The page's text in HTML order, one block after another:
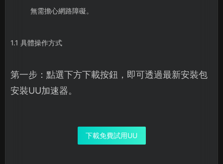
無需擔心網路障礙。
1.1 具體操作方式
第一步：點選下方下載按鈕，即可透過最新安裝包
安裝UU加速器。
下載免費試用UU